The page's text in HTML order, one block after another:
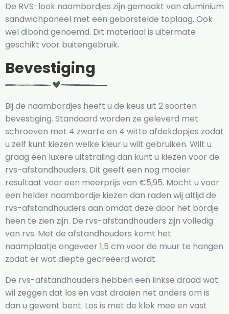
De RVS-look naambordjes zijn gemaakt van aluminium
sandwichpaneel met een geborstelde toplaag. Ook
wel dibond genoemd. Dit materiaal is uitermate
geschikt voor buitengebruik.
Bevestiging
Bij de naambordjes heeft u de keus uit 2 soorten
bevestiging. Standaard worden ze geleverd met
schroeven met 4 zwarte en 4 witte afdekdopjes zodat
u zelf kunt kiezen welke kleur u wilt gebruiken. Wilt u
graag een luxere uitstraling dan kunt u kiezen voor de
rvs-afstandhouders. Dit geeft een nog mooier
resultaat voor een meerprijs van €5,95. Mocht u voor
een helder naambordje kiezen dan raden wij altijd de
rvs-afstandhouders aan omdat deze door het bordje
heen te zien zijn. De rvs-afstandhouders zijn volledig
van rvs. Met de afstandhouders komt het
naamplaatje ongeveer 1,5 cm voor de muur te hangen
zodat er wat diepte gecreëerd wordt.
De rvs-afstandhouders hebben een linkse draad wat
wil zeggen dat los en vast draaien net anders om is
dan u gewent bent. Los is met de klok mee en vast